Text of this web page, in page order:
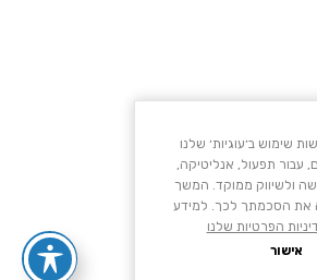
שימוש ב׳עוגיות׳ שלנו
עבור תפעול, אנליטיקה,
ולשיווק ממוקד. המשך
את הסכמתך לכך. למידע
הפרטיות שלנו
אישור